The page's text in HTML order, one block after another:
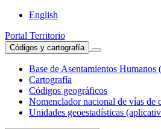
English
Portal Territorio
Códigos y cartografía
Base de Asentamientos
Cartografía
Códigos geográficos
Nomenclador nacional de vías de
Unidades geoestadísticas